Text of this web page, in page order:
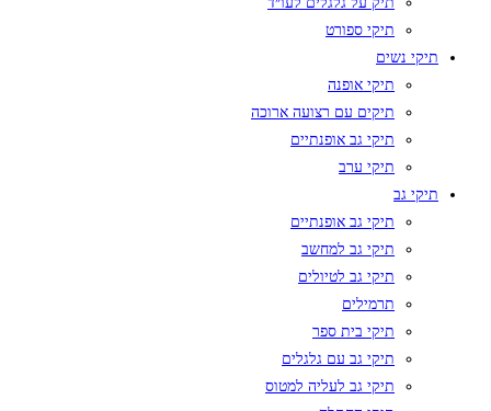
תיקי ספורט
תיקי נשים
תיקי אופנה
תיקים עם רצועה ארוכה
תיקי גב אופנתיים
תיקי ערב
תיקי גב
תיקי גב אופנתיים
תיקי גב למחשב
תיקי גב לטיולים
תרמילים
תיקי בית ספר
תיקי גב עם גלגלים
תיקי גב לעליה למטוס